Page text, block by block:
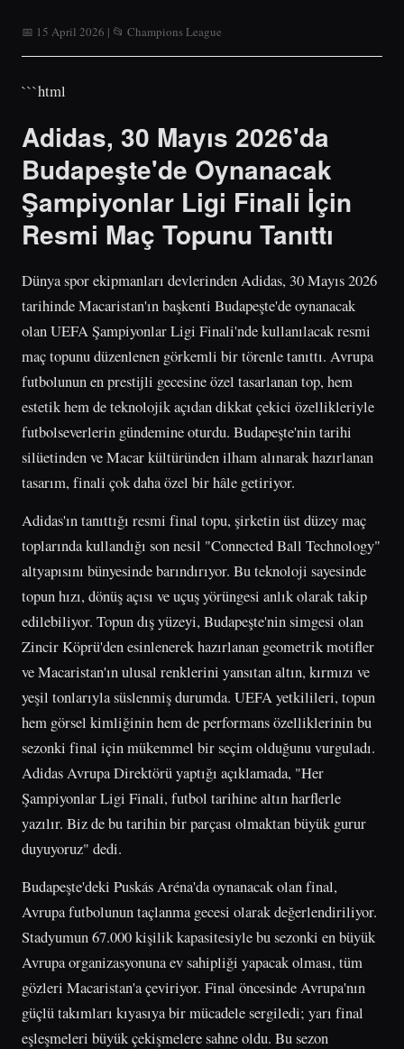
📅 15 April 2026 | 📂 Champions League
```html
Adidas, 30 Mayıs 2026'da
Budapeşte'de Oynanacak
Şampiyonlar Ligi Finali İçin
Resmi Maç Topunu Tanıttı
Dünya spor ekipmanları devlerinden Adidas, 30 Mayıs 2026
tarihinde Macaristan'ın başkenti Budapeşte'de oynanacak
olan UEFA Şampiyonlar Ligi Finali'nde kullanılacak resmi
maç topunu düzenlenen görkemli bir törenle tanıttı. Avrupa
futbolunun en prestijli gecesine özel tasarlanan top, hem
estetik hem de teknolojik açıdan dikkat çekici özellikleriyle
futbolseverlerin gündemine oturdu. Budapeşte'nin tarihi
silüetinden ve Macar kültüründen ilham alınarak hazırlanan
tasarım, finali çok daha özel bir hâle getiriyor.
Adidas'ın tanıttığı resmi final topu, şirketin üst düzey maç
toplarında kullandığı son nesil "Connected Ball Technology"
altyapısını bünyesinde barındırıyor. Bu teknoloji sayesinde
topun hızı, dönüş açısı ve uçuş yörüngesi anlık olarak takip
edilebiliyor. Topun dış yüzeyi, Budapeşte'nin simgesi olan
Zincir Köprü'den esinlenerek hazırlanan geometrik motifler
ve Macaristan'ın ulusal renklerini yansıtan altın, kırmızı ve
yeşil tonlarıyla süslenmiş durumda. UEFA yetkilileri, topun
hem görsel kimliğinin hem de performans özelliklerinin bu
sezonki final için mükemmel bir seçim olduğunu vurguladı.
Adidas Avrupa Direktörü yaptığı açıklamada, "Her
Şampiyonlar Ligi Finali, futbol tarihine altın harflerle
yazılır. Biz de bu tarihin bir parçası olmaktan büyük gurur
duyuyoruz" dedi.
Budapeşte'deki Puskás Aréna'da oynanacak olan final,
Avrupa futbolunun taçlanma gecesi olarak değerlendiriliyor.
Stadyumun 67.000 kişilik kapasitesiyle bu sezonki en büyük
Avrupa organizasyonuna ev sahipliği yapacak olması, tüm
gözleri Macaristan'a çeviriyor. Final öncesinde Avrupa'nın
güçlü takımları kıyasıya bir mücadele sergiledi; yarı final
eşleşmeleri büyük çekişmelere sahne oldu. Bu sezon